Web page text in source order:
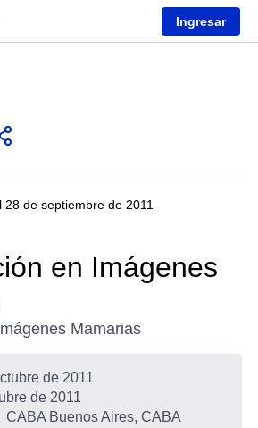
Ingresar
28 de septiembre de 2011
en Imágenes
Mamarias
de 2011
de 2011
CABA Buenos Aires, CABA